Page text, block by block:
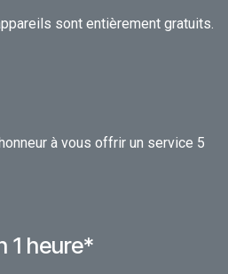
sont entièrement gratuits.
à vous offrir un service 5
1 heure*